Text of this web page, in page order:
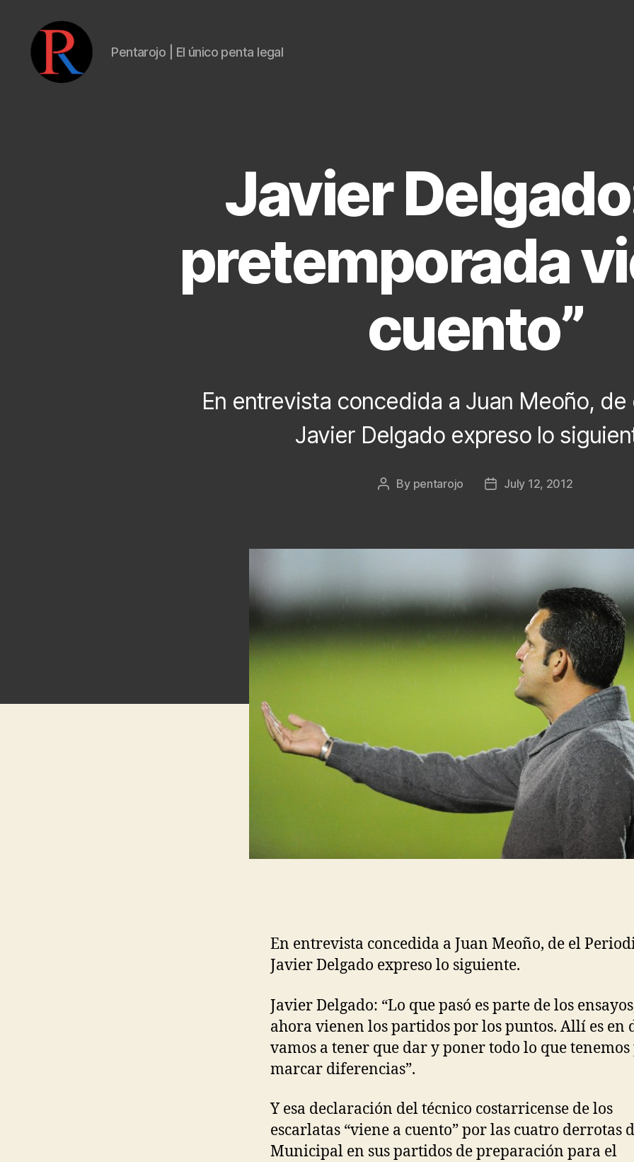
Pentarojo | El único penta legal
Javier
pretemporada
cuento”
En entrevista concedida a Juan Meoño,
Javier Delgado expreso lo
Post
By pentarojo
PostJuly 12, 2012
En entrevista concedida a Juan Meoño, de el
Javier Delgado expreso lo siguiente.
Javier Delgado: “Lo que pasó es parte de los
ahora vienen los partidos por los puntos. Allí es en
vamos a tener que dar y poner todo lo que
marcar diferencias”.
Y esa declaración del técnico costarricense de los
escarlatas “viene a cuento” por las cuatro derrotas
Municipal en sus partidos de preparación para el